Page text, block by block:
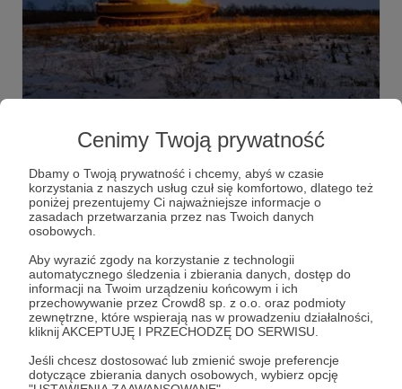
Cenimy Twoją prywatność
Dbamy o Twoją prywatność i chcemy, abyś w czasie
korzystania z naszych usług czuł się komfortowo, dlatego też
poniżej prezentujemy Ci najważniejsze informacje o
zasadach przetwarzania przez nas Twoich danych
osobowych.
Aby wyrazić zgody na korzystanie z technologii
automatycznego śledzenia i zbierania danych, dostęp do
informacji na Twoim urządzeniu końcowym i ich
przechowywanie przez Crowd8 sp. z o.o. oraz podmioty
zewnętrzne, które wspierają nas w prowadzeniu działalności,
kliknij AKCEPTUJĘ I PRZECHODZĘ DO SERWISU.
Jeśli chcesz dostosować lub zmienić swoje preferencje
dotyczące zbierania danych osobowych, wybierz opcję
07.01.2025 Brak komentarzy
"Sprawczość"
przekroczyły właśnie poziom ośmiuset tysięcy zabitych i
rannych. Więcej niż połowa tych ubytków przypada na
miniony rok, który – jeśliby wsłuchać się ton rosyjskiej
propagandy i doniesienia wielu zachodnich mediów –
winien był zakończyć się totalną klęską ukraińskiej operacji
operacja obronna rosyjskie straty 2024 rok